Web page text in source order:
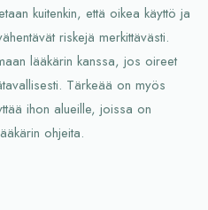
kuitenkin, että oikea käyttö ja
riskejä merkittävästi.
lääkärin kanssa, jos oireet
Tärkeää on myös
ihon alueille, joissa on
ohjeita.